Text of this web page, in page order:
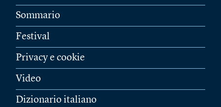
Sommario
Festival
Privacy e cookie
Video
Dizionario italiano